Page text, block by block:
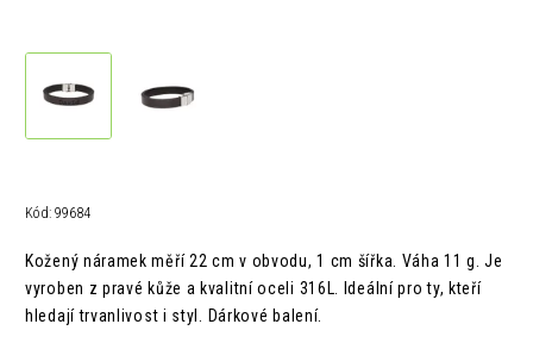
Kód: 99684
Kožený náramek měří 22 cm v obvodu, 1 cm šířka. Váha 11 g. Je
vyroben z pravé kůže a kvalitní oceli 316L. Ideální pro ty, kteří
hledají trvanlivost i styl. Dárkové balení.